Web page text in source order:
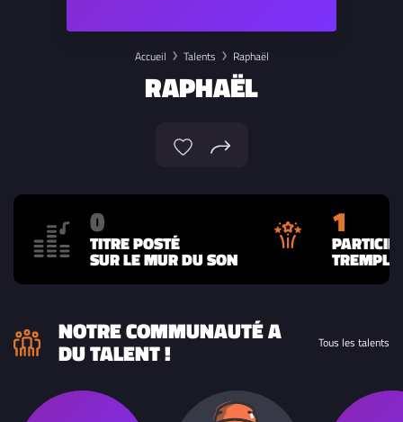
Accueil Talents Raphaël
RAPHAËL
0
TITRE POSTÉ
SUR LE MUR DU SON
1
NOTRE COMMUNAUTÉ A
DU TALENT ! Tous les talents